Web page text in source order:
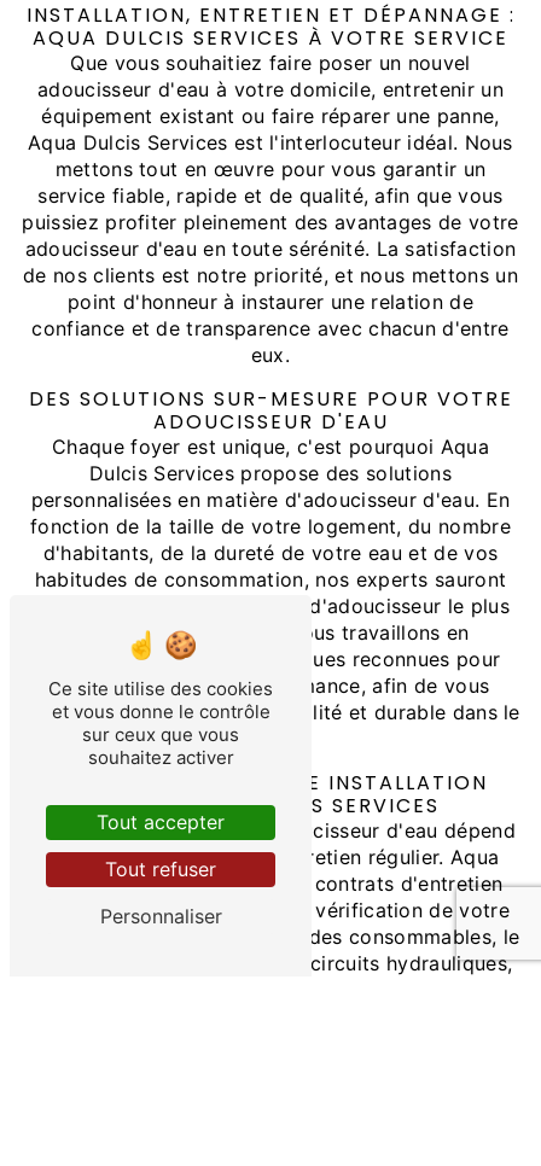
INSTALLATION, ENTRETIEN ET DÉPANNAGE :
AQUA DULCIS SERVICES À VOTRE SERVICE
Que vous souhaitiez faire poser un nouvel
adoucisseur d'eau à votre domicile, entretenir un
équipement existant ou faire réparer une panne,
Aqua Dulcis Services est l'interlocuteur idéal. Nous
mettons tout en œuvre pour vous garantir un
service fiable, rapide et de qualité, afin que vous
puissiez profiter pleinement des avantages de votre
adoucisseur d'eau en toute sérénité. La satisfaction
de nos clients est notre priorité, et nous mettons un
point d'honneur à instaurer une relation de
confiance et de transparence avec chacun d'entre
eux.
DES SOLUTIONS SUR-MESURE POUR VOTRE
ADOUCISSEUR D'EAU
Chaque foyer est unique, c'est pourquoi Aqua
Dulcis Services propose des solutions
personnalisées en matière d'adoucisseur d'eau. En
fonction de la taille de votre logement, du nombre
d'habitants, de la dureté de votre eau et de vos
habitudes de consommation, nos experts sauront
vous orienter vers le modèle d'adoucisseur le plus
adapté à vos besoins. Nous travaillons en
collaboration avec des marques reconnues pour
leur fiabilité et leur performance, afin de vous
garantir un équipement de qualité et durable dans le
PRENEZ SOIN DE VOTRE INSTALLATION
AVEC AQUA DULCIS SERVICES
La durée de vie de votre adoucisseur d'eau dépend
en grande partie de son entretien régulier. Aqua
Dulcis Services propose des contrats d'entretien
personnalisés, comprenant la vérification de votre
équipement, le remplacement des consommables, le
nettoyage des résines et des circuits hydrauliques,
Ce site utilise des cookies
et vous donne le contrôle
sur ceux que vous
souhaitez activer
Tout accepter
Tout refuser
Personnaliser